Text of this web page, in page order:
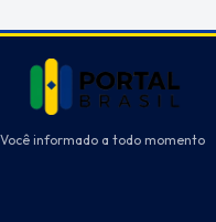
Você informado a todo momento